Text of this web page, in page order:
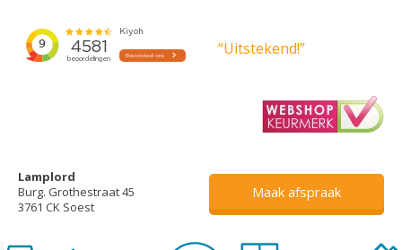
“Uitstekend!”
Lamplord
Burg. Grothestraat 45
3761 CK Soest
Maak afspraak